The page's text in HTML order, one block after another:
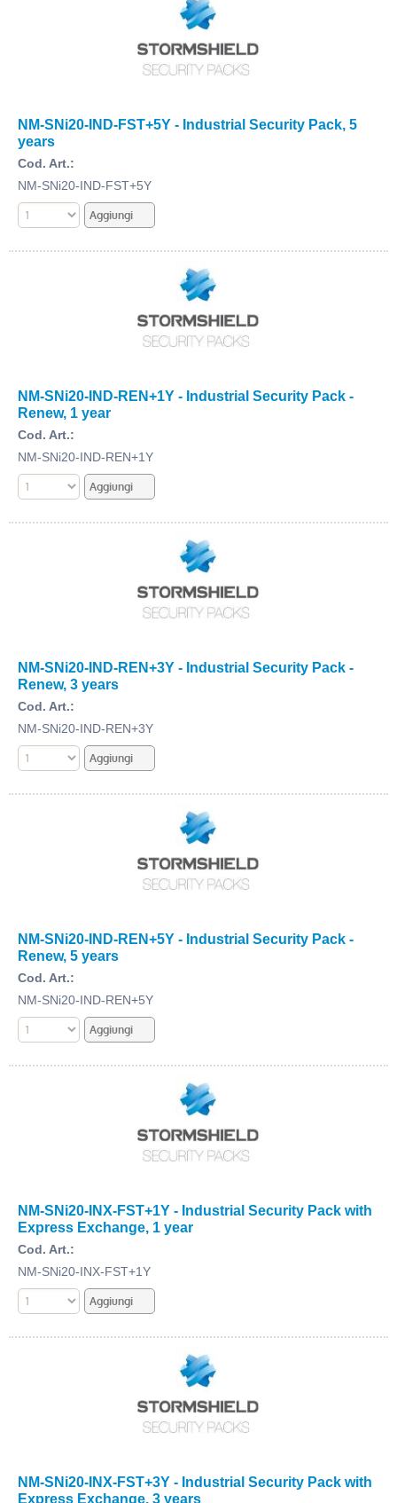
NM-SNi20-IND-FST+5Y - Industrial Security Pack, 5
years
Cod. Art.:
NM-SNi20-IND-FST+5Y
NM-SNi20-IND-REN+1Y - Industrial Security Pack -
Renew, 1 year
Cod. Art.:
NM-SNi20-IND-REN+1Y
NM-SNi20-IND-REN+3Y - Industrial Security Pack -
Renew, 3 years
Cod. Art.:
NM-SNi20-IND-REN+3Y
NM-SNi20-IND-REN+5Y - Industrial Security Pack -
Renew, 5 years
Cod. Art.:
NM-SNi20-IND-REN+5Y
NM-SNi20-INX-FST+1Y - Industrial Security Pack with
Express Exchange, 1 year
Cod. Art.:
NM-SNi20-INX-FST+1Y
NM-SNi20-INX-FST+3Y - Industrial Security Pack with
Express Exchange, 3 years